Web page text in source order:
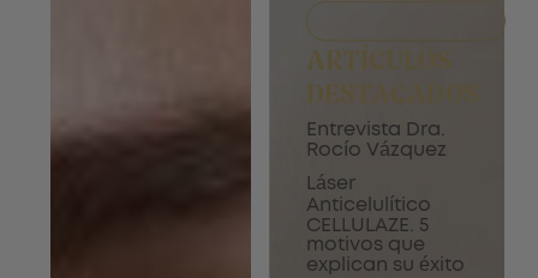
Buscar
ARTÍCULOS
DESTACADOS
Entrevista Dra.
Rocío Vázquez
Láser
Anticelulítico
CELLULAZE. 5
motivos que
explican su éxito